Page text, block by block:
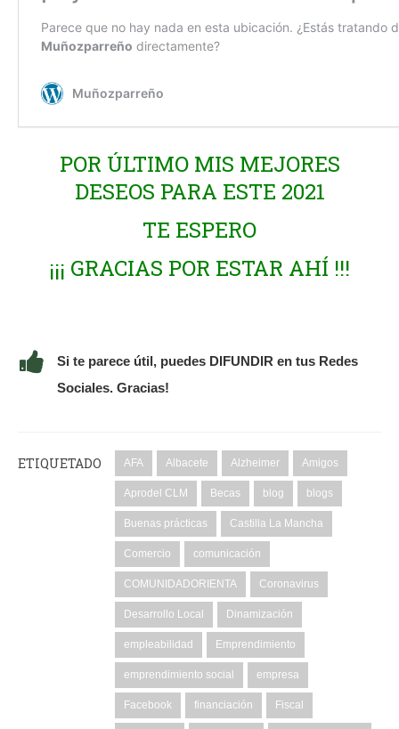
POR ÚLTIMO MIS MEJORES
DESEOS PARA ESTE 2021
TE ESPERO
¡¡¡ GRACIAS POR ESTAR AHÍ !!!
Si te parece útil, puedes DIFUNDIR en tus Redes
Sociales. Gracias!
ETIQUETADO AFA Albacete Alzheimer Amigos
Aprodel CLM Becas blog blogs
Buenas prácticas Castilla La Mancha
Comercio comunicación
COMUNIDADORIENTA Coronavirus
Desarrollo Local Dinamización
empleabilidad Emprendimiento
emprendimiento social empresa
Facebook financiación Fiscal